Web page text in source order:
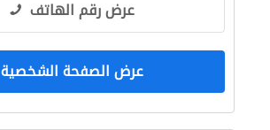
عرض رقم الهاتف
عرض الصفحة الشخصية